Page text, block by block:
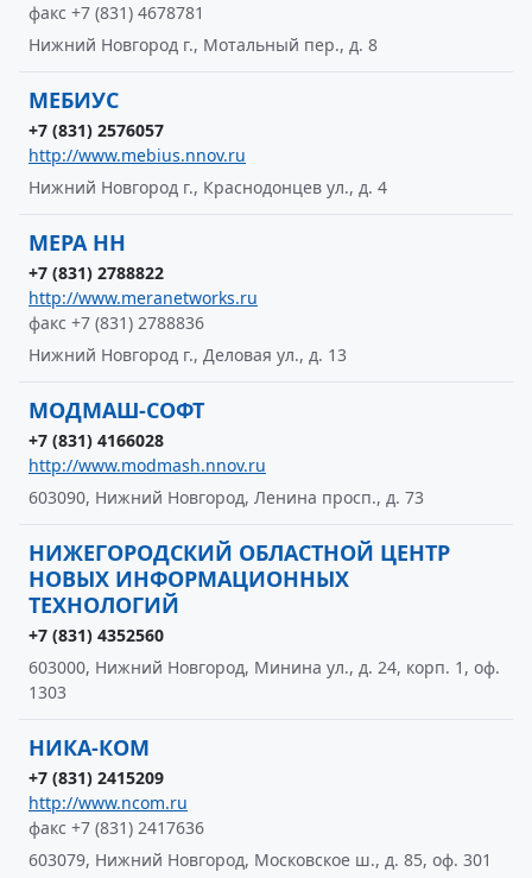
факс +7 (831) 4678781
Нижний Новгород г., Мотальный пер., д. 8
МЕБИУС
+7 (831) 2576057
http://www.mebius.nnov.ru
Нижний Новгород г., Краснодонцев ул., д. 4
МЕРА НН
+7 (831) 2788822
http://www.meranetworks.ru
факс +7 (831) 2788836
Нижний Новгород г., Деловая ул., д. 13
МОДМАШ-СОФТ
+7 (831) 4166028
http://www.modmash.nnov.ru
603090, Нижний Новгород, Ленина просп., д. 73
НИЖЕГОРОДСКИЙ ОБЛАСТНОЙ ЦЕНТР
НОВЫХ ИНФОРМАЦИОННЫХ
ТЕХНОЛОГИЙ
+7 (831) 4352560
603000, Нижний Новгород, Минина ул., д. 24, корп. 1, оф.
1303
НИКА-КОМ
+7 (831) 2415209
http://www.ncom.ru
факс +7 (831) 2417636
603079, Нижний Новгород, Московское ш., д. 85, оф. 301